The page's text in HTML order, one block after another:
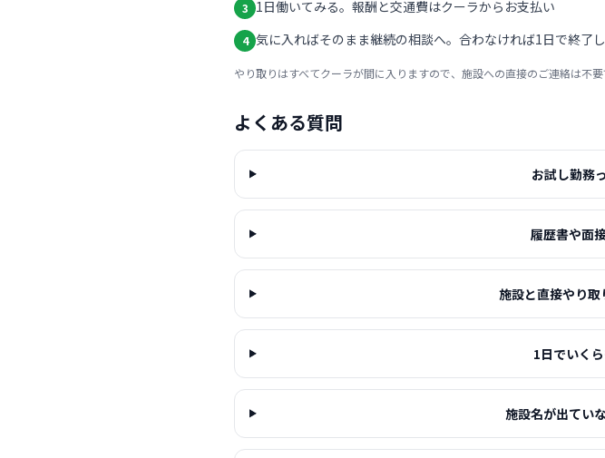
3 1日働いてみる。報酬と交通費はクーラからお支払い
4 気に入ればそのまま継続の相談へ。合わなければ1日で終了
やり取りはすべてクーラが間に入りますので、施設への直接のご連絡は不要
よくある質問
お試し勤務
履歴書や面
施設と直接やり
1日でいく
施設名が出てい